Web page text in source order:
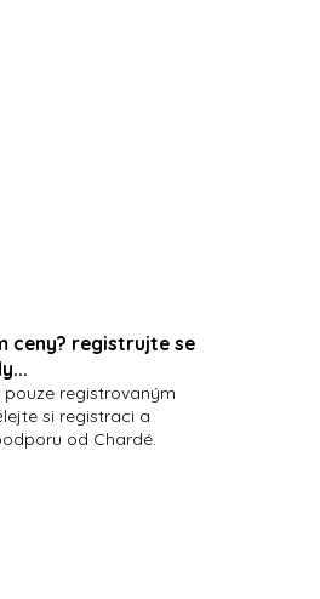
ceny? registrujte se
registrovaným
si registraci a
od Chardé.